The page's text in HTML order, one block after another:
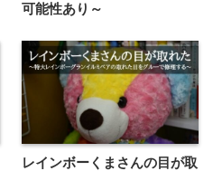
可能性あり～
レインボーくまさんの目が取